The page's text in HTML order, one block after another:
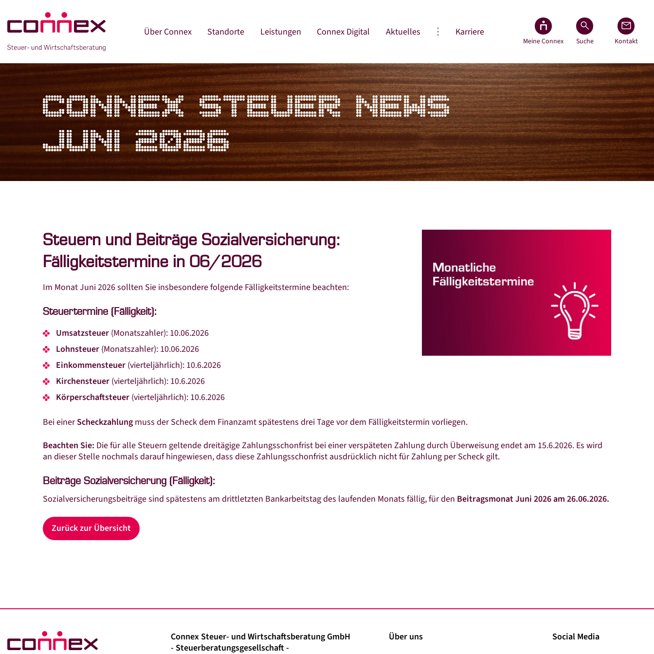
Über Connex Standorte Leistungen Connex Digital Aktuelles Karriere
Meine Connex Suche Kontakt
CONNEX STEUER NEWS
JUNI 2026
Steuern und Beiträge Sozialversicherung:
Fälligkeitstermine in 06/2026
Im Monat Juni 2026 sollten Sie insbesondere folgende Fälligkeitstermine beachten:
Steuertermine (Fälligkeit):
Umsatzsteuer (Monatszahler): 10.06.2026
Lohnsteuer (Monatszahler): 10.06.2026
Einkommensteuer (vierteljährlich): 10.6.2026
Kirchensteuer (vierteljährlich): 10.6.2026
Körperschaftsteuer (vierteljährlich): 10.6.2026
Bei einerScheckzahlung muss der Scheck dem Finanzamt spätestens drei Tage vor dem Fälligkeitstermin vorliegen.
Beachten Sie: Die für alle Steuern geltende dreitägige Zahlungsschonfrist bei einer verspäteten Zahlung durch Überweisung endet am 15.6.2026. Es wird
an dieser Stelle nochmals darauf hingewiesen, dass diese Zahlungsschonfrist ausdrücklich nicht für Zahlung per Scheck gilt.
Beiträge Sozialversicherung (Fälligkeit):
Sozialversicherungsbeiträge sind spätestens am drittletzten Bankarbeitstag des laufenden Monats fällig, für den Beitragsmonat Juni 2026 am 26.06.2026.
Zurück zur Übersicht
Connex Steuer- und Wirtschaftsberatung GmbH
- Steuerberatungsgesellschaft -
Über uns Social Media